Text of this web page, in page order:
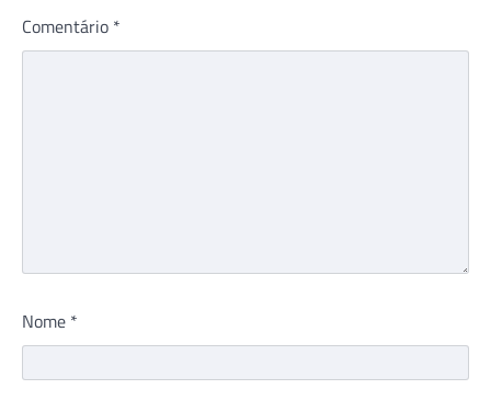
Comentário *
Nome *